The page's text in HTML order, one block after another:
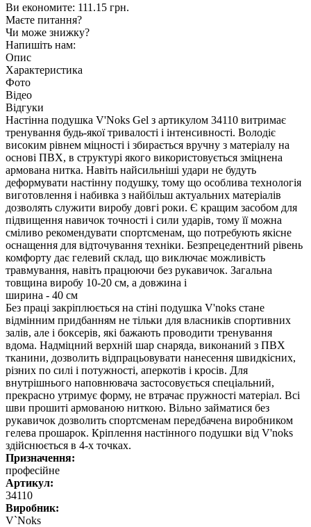
Ви економите: 111.15 грн.
Маєте питання?
Чи може знижку?
Напишіть нам:
Опис
Характеристика
Фото
Відео
Відгуки
Настінна подушка V'Noks Gel з артикулом 34110 витримає
тренування будь-якої тривалості і інтенсивності. Володіє
високим рівнем міцності і збирається вручну з матеріалу на
основі ПВХ, в структурі якого використовується зміцнена
армована нитка. Навіть найсильніші удари не будуть
деформувати настінну подушку, тому що особлива технологія
виготовлення і набивка з найбільш актуальних матеріалів
дозволять служити виробу довгі роки. Є кращим засобом для
підвищення навичок точності і сили ударів, тому її можна
сміливо рекомендувати спортсменам, що потребують якісне
оснащення для відточування техніки. Безпрецедентний рівень
комфорту дає гелевий склад, що виключає можливість
травмування, навіть працюючи без рукавичок. Загальна
товщина виробу 10-20 см, а довжина і
ширина - 40 см
Без праці закріплюється на стіні подушка V'noks стане
відмінним придбанням не тільки для власників спортивних
залів, але і боксерів, які бажають проводити тренування
вдома. Надміцний верхній шар снаряда, виконаний з ПВХ
тканини, дозволить відпрацьовувати нанесення швидкісних,
різних по силі і потужності, аперкотів і кросів. Для
внутрішнього наповнювача застосовується спеціальний,
прекрасно утримує форму, не втрачає пружності матеріал. Всі
шви прошиті армованою ниткою. Вільно займатися без
рукавичок дозволить спортсменам передбачена виробником
гелева прошарок. Кріплення настінного подушки від V'noks
здійснюється в 4-х точках.
Призначення:
професійне
Артикул:
34110
Виробник:
V`Noks